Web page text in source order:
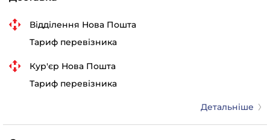
Відділення Нова Пошта
Тариф перевізника
Кур'єр Нова Пошта
Тариф перевізника
Детальніше